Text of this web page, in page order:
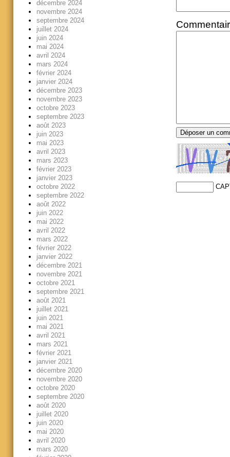
décembre 2024
novembre 2024
septembre 2024
juillet 2024
juin 2024
mai 2024
avril 2024
mars 2024
février 2024
janvier 2024
décembre 2023
novembre 2023
octobre 2023
septembre 2023
août 2023
juin 2023
mai 2023
avril 2023
mars 2023
février 2023
janvier 2023
octobre 2022
septembre 2022
août 2022
juin 2022
mai 2022
avril 2022
mars 2022
février 2022
janvier 2022
décembre 2021
novembre 2021
octobre 2021
septembre 2021
août 2021
juillet 2021
juin 2021
mai 2021
avril 2021
mars 2021
février 2021
janvier 2021
décembre 2020
novembre 2020
octobre 2020
septembre 2020
août 2020
juillet 2020
juin 2020
mai 2020
avril 2020
mars 2020